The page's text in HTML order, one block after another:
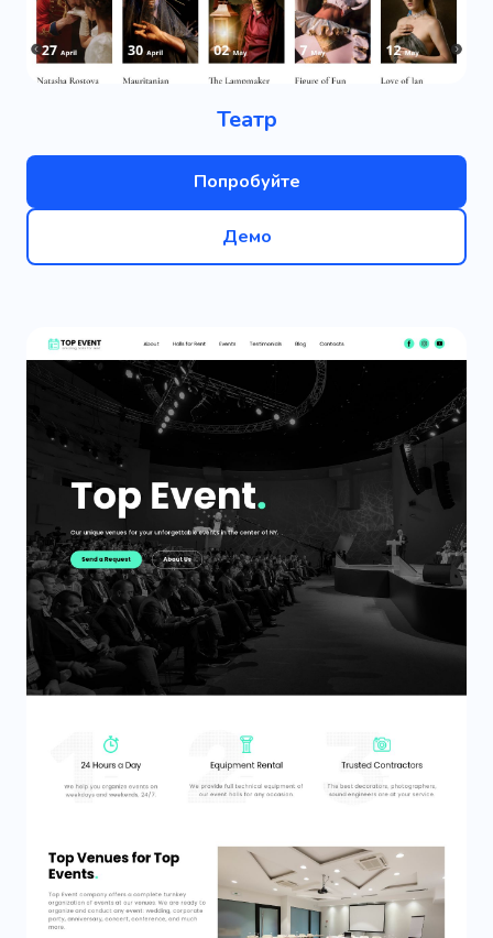
Театр
Попробуйте
Демо